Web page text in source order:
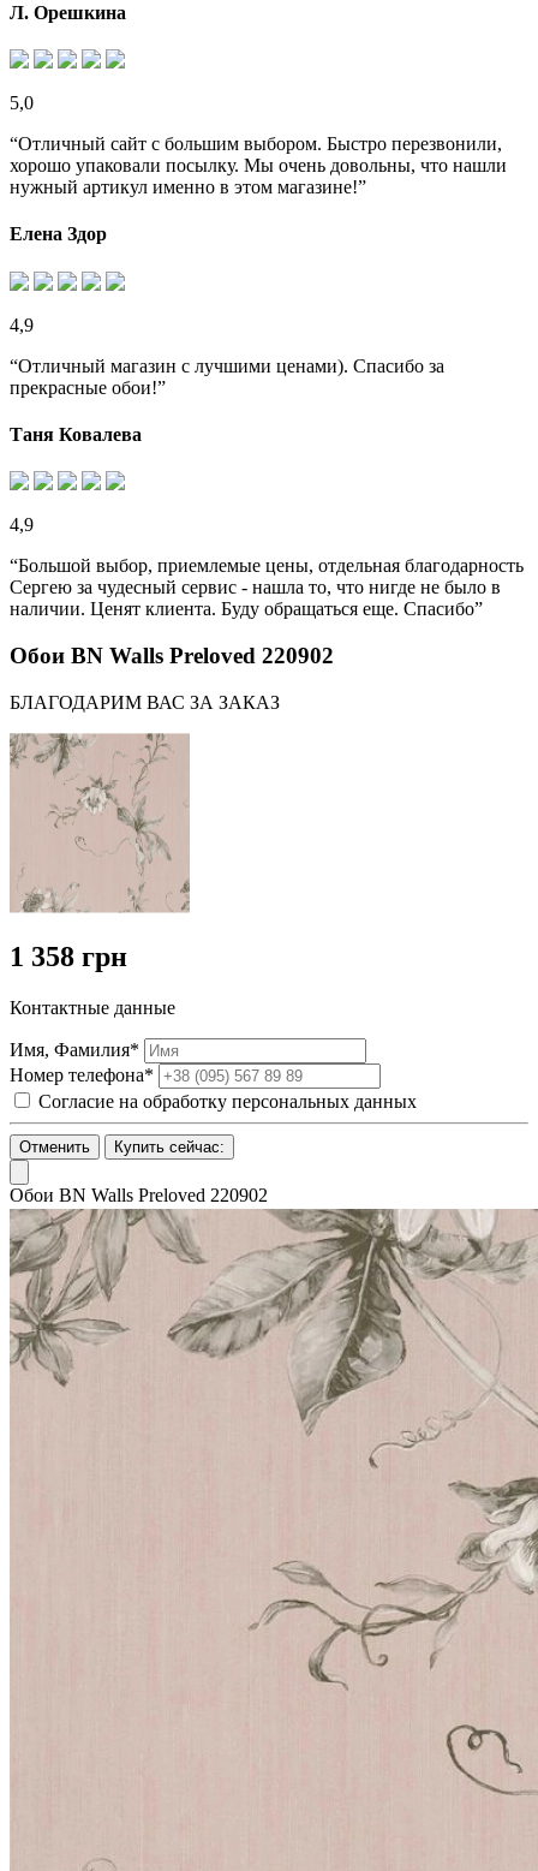
Л. Орешкина
5,0
“Отличный сайт с большим выбором. Быстро перезвонили,
хорошо упаковали посылку. Мы очень довольны, что нашли
нужный артикул именно в этом магазине!”
Елена Здор
4,9
“Отличный магазин с лучшими ценами). Спасибо за
прекрасные обои!”
Таня Ковалева
4,9
“Большой выбор, приемлемые цены, отдельная благодарность
Сергею за чудесный сервис - нашла то, что нигде не было в
наличии. Ценят клиента. Буду обращаться еще. Спасибо”
Обои BN Walls Preloved 220902
БЛАГОДАРИМ ВАС ЗА ЗАКАЗ
1 358 грн
Контактные данные
Имя, Фамилия*
Номер телефона*
Согласие на обработку персональных данных
Отменить Купить сейчас:
Обои BN Walls Preloved 220902